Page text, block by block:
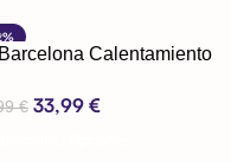
Calentamiento
€ 33,99 €